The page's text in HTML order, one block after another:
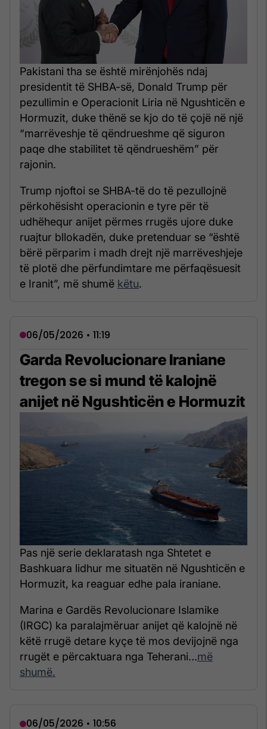
Pakistani tha se është mirënjohës ndaj
presidentit të SHBA-së, Donald Trump për
pezullimin e Operacionit Liria në Ngushticën e
Hormuzit, duke thënë se kjo do të çojë në një
“marrëveshje të qëndrueshme që siguron
paqe dhe stabilitet të qëndrueshëm” për
rajonin.
Trump njoftoi se SHBA-të do të pezullojnë
përkohësisht operacionin e tyre për të
udhëhequr anijet përmes rrugës ujore duke
ruajtur bllokadën, duke pretenduar se “është
bërë përparim i madh drejt një marrëveshjeje
të plotë dhe përfundimtare me përfaqësuesit
e Iranit”, më shumë këtu.
06/05/2026 • 11:19
Garda Revolucionare Iraniane
tregon se si mund të kalojnë
anijet në Ngushticën e Hormuzit
Pas një serie deklaratash nga Shtetet e
Bashkuara lidhur me situatën në Ngushticën e
Hormuzit, ka reaguar edhe pala iraniane.
Marina e Gardës Revolucionare Islamike
(IRGC) ka paralajmëruar anijet që kalojnë në
këtë rrugë detare kyçe të mos devijojnë nga
rrugët e përcaktuara nga Teherani...më
shumë.
06/05/2026 • 10:56